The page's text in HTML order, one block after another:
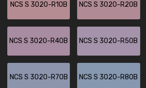
NCS S 3020-R10B NCS S 3020-R20B
NCS S 3020-R40B NCS S 3020-R50B
NCS S 3020-R70B NCS S 3020-R80B